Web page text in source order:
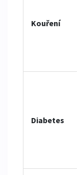
Kouření
Diabetes